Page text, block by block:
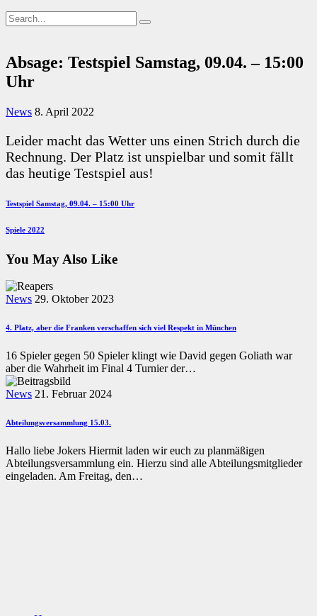
Absage: Testspiel Samstag, 09.04. – 15:00
Uhr
News 8. April 2022
Leider macht das Wetter uns einen Strich durch die
Rechnung. Der Platz ist unspielbar und somit fällt
das heutige Testspiel aus!
Beitragsnavigation
Previous
Testspiel Samstag, 09.04. – 15:00 Uhr
Next
Spiele 2022
You May Also Like
News 29. Oktober 2023
4. Platz, aber die Franken verschaffen sich viel Respekt in München
16 Spieler gegen 50 Spieler klingt wie David gegen Goliath war
aber die Wahrheit im Final 4 Turnier der…
News 21. Februar 2024
Abteilungsversammlung 15.03.
Hallo liebe Jokers Hiermit laden wir euch zu planmäßigen
Abteilungsversammlung ein. Hierzu sind alle Abteilungsmitglieder
eingeladen. Am Freitag, den…